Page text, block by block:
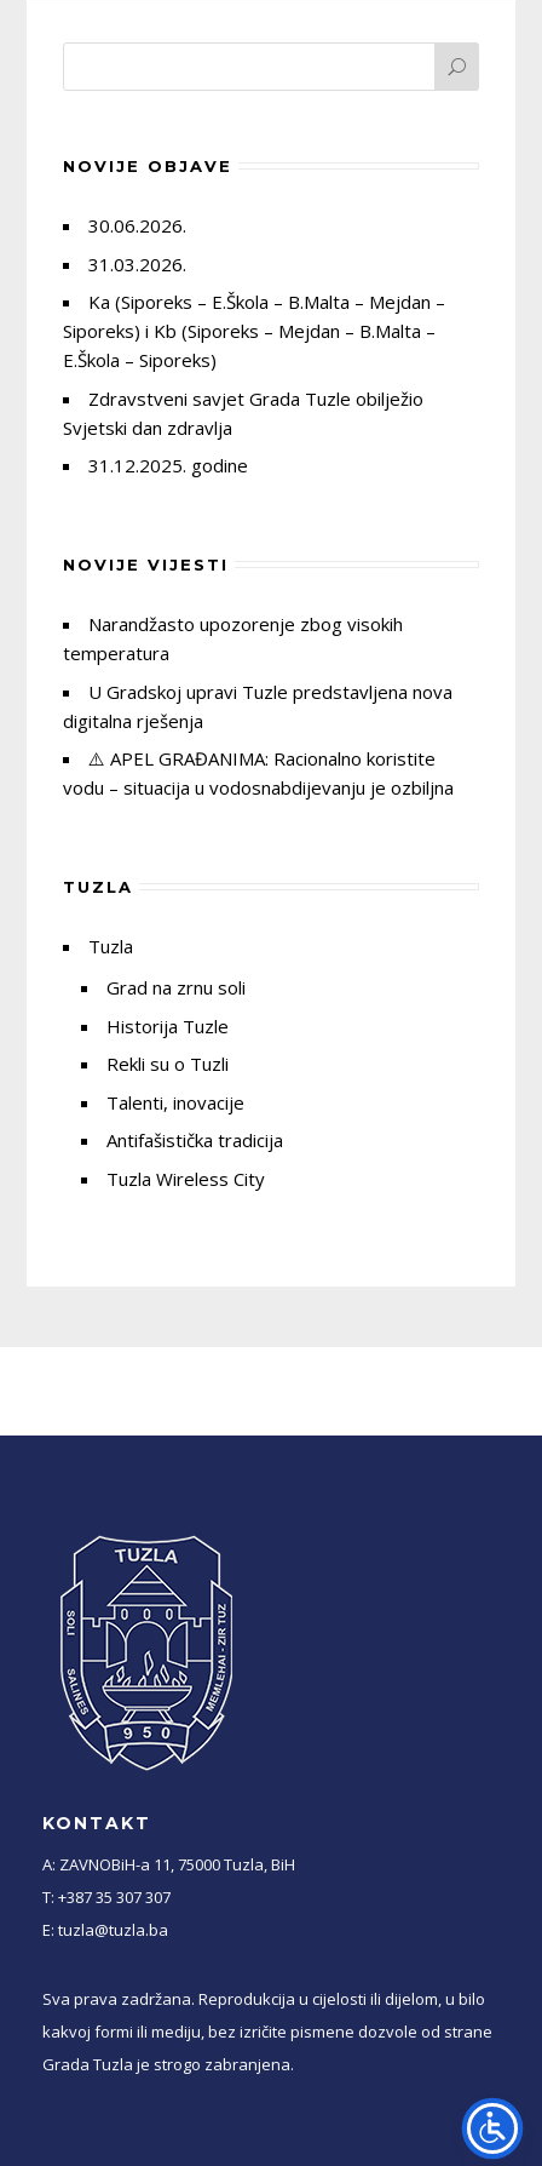
NOVIJE OBJAVE
30.06.2026.
31.03.2026.
Ka (Siporeks – E.Škola – B.Malta – Mejdan –
Siporeks) i Kb (Siporeks – Mejdan – B.Malta –
E.Škola – Siporeks)
Zdravstveni savjet Grada Tuzle obilježio
Svjetski dan zdravlja
31.12.2025. godine
NOVIJE VIJESTI
Narandžasto upozorenje zbog visokih
temperatura
U Gradskoj upravi Tuzle predstavljena nova
digitalna rješenja
⚠️ APEL GRAĐANIMA: Racionalno koristite
vodu – situacija u vodosnabdijevanju je ozbiljna
TUZLA
Tuzla
Grad na zrnu soli
Historija Tuzle
Rekli su o Tuzli
Talenti, inovacije
Antifašistička tradicija
Tuzla Wireless City
KONTAKT
A: ZAVNOBiH-a 11, 75000 Tuzla, BiH
T: +387 35 307 307
E: tuzla@tuzla.ba
Sva prava zadržana. Reprodukcija u cijelosti ili dijelom, u bilo
kakvoj formi ili mediju, bez izričite pismene dozvole od strane
Grada Tuzla je strogo zabranjena.